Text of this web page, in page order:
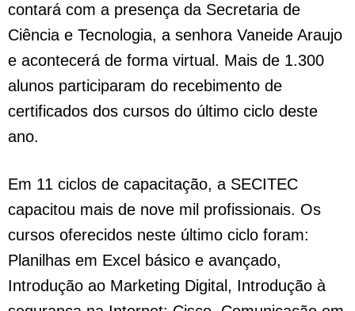
contará com a presença da Secretaria de
Ciência e Tecnologia, a senhora Vaneide Araujo
e acontecerá de forma virtual. Mais de 1.300
alunos participaram do recebimento de
certificados dos cursos do último ciclo deste
ano.
Em 11 ciclos de capacitação, a SECITEC
capacitou mais de nove mil profissionais. Os
cursos oferecidos neste último ciclo foram:
Planilhas em Excel básico e avançado,
Introdução ao Marketing Digital, Introdução à